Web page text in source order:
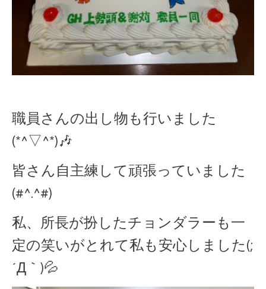
職員さんの出し物も行いました
(*^▽^*)🎶
皆さん自主練して頑張っていました
(#^.^#)
私、所長が扮したチョンダラーも一
定の笑いがとれて私も安心しました(;
´Д｀)💦